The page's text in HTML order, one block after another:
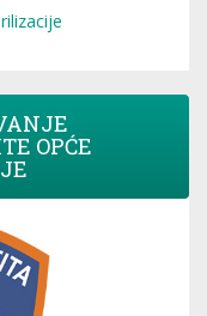
OPĆE